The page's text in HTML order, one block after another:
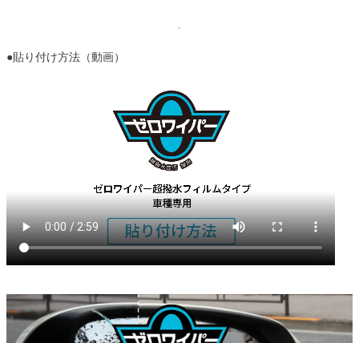
●貼り付け方法（動画）